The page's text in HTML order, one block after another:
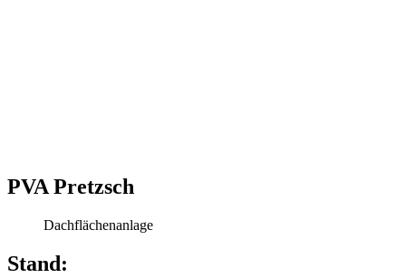
PVA Pretzsch
Dachflächenanlage
Stand: